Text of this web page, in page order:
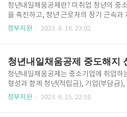
23년에도 지원금을 개인의 문화누리카
다. 신청방법 인터넷 누리집 홈페이지, 주
모바일앱, ARS를 통해 발급 신청이 가능
급 : 신규, 재발급, 재충전 문화누리카드로
며, 1~2주"소요..
청년내일채움공제란? 미취업 청년의 중
을 촉진하고, 청년 근로자의 장기 근속과
지원하기 위해서 2016년 7월부터 시행되
원대상 만15세 이상 34세 이하로 건설업
기업에 정규직으로 취업하여 월 급여 총
이하인 청년에 해당되며, 5인 이상 50인
고 있는 건설업·제조업 중소기업에 해당
법 중소기업(5인 이상 50인 미만을 고용
정부지원 2023. 6. 16. 23:02
청년내일채움공제는 중소기업에 취업하
형성과 함께 청년(적립금), 기업(부담금),
의 공동적립으로 청년의 목돈 마련과 장
정부지원 2023. 6. 15. 22:58